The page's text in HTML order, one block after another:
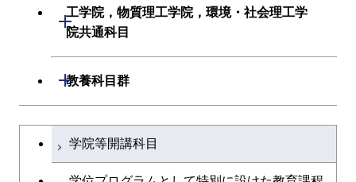
共通専門科目
創造プロセス科目
共通専門科目
創造プロセス科目
共通専門科目
建築学系
融合理工学系
初年次専門科目
工学院，物質理工学院，環境・社会理工学
院共通科目
開閉
工学院，物質理工学院，環境・社会
教養科目群
開閉
文系教養科目
英語科目
学士課程を切り替える
学院等開講科目